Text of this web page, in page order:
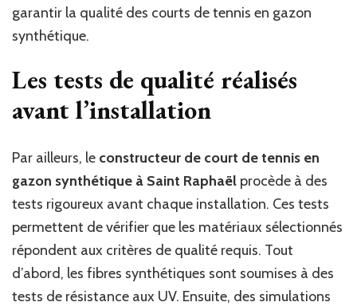
garantir la qualité des courts de tennis en gazon
synthétique.
Les tests de qualité réalisés
avant l’installation
Par ailleurs, le constructeur de court de tennis en
gazon synthétique à Saint Raphaël procède à des
tests rigoureux avant chaque installation. Ces tests
permettent de vérifier que les matériaux sélectionnés
répondent aux critères de qualité requis. Tout
d’abord, les fibres synthétiques sont soumises à des
tests de résistance aux UV. Ensuite, des simulations